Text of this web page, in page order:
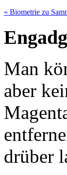
« Biometrie zu
Man
aber
drüber